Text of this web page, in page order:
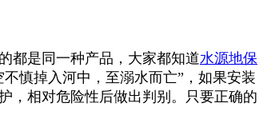
都是同一种产品，大家都知道水源地保
慎掉入河中，至溺水而亡”，如果安装
，相对危险性后做出判别。只要正确的